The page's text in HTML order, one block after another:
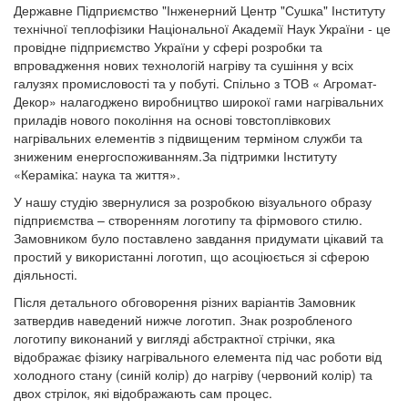
Державне Підприємство "Інженерний Центр "Сушка" Інституту
технічної теплофізики Національної Академії Наук України - це
провідне підприємство України у сфері розробки та
впровадження нових технологій нагріву та сушіння у всіх
галузях промисловості та у побуті. Спільно з ТОВ « Агромат-
Декор» налагоджено виробництво широкої гами нагрівальних
приладів нового покоління на основі товстоплівкових
нагрівальних елементів з підвищеним терміном служби та
зниженим енергоспоживанням.За підтримки Інституту
«Кераміка: наука та життя».
У нашу студію звернулися за розробкою візуального образу
підприємства – створенням логотипу та фірмового стилю.
Замовником було поставлено завдання придумати цікавий та
простий у використанні логотип, що асоціюється зі сферою
діяльності.
Після детального обговорення різних варіантів Замовник
затвердив наведений нижче логотип. Знак розробленого
логотипу виконаний у вигляді абстрактної стрічки, яка
відображає фізику нагрівального елемента під час роботи від
холодного стану (синій колір) до нагріву (червоний колір) та
двох стрілок, які відображають сам процес.